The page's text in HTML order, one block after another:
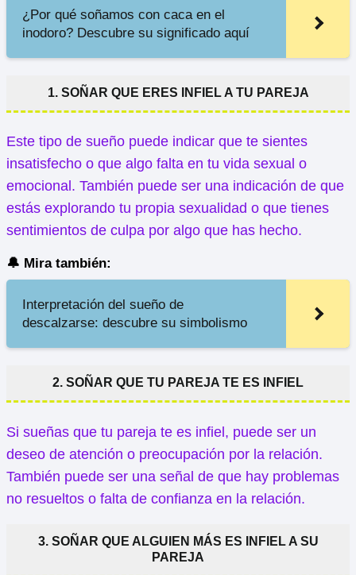
¿Por qué soñamos con caca en el
inodoro? Descubre su significado aquí
1. SOÑAR QUE ERES INFIEL A TU PAREJA
Este tipo de sueño puede indicar que te sientes
insatisfecho o que algo falta en tu vida sexual o
emocional. También puede ser una indicación de que
estás explorando tu propia sexualidad o que tienes
sentimientos de culpa por algo que has hecho.
🔔 Mira también:
Interpretación del sueño de
descalzarse: descubre su simbolismo
2. SOÑAR QUE TU PAREJA TE ES INFIEL
Si sueñas que tu pareja te es infiel, puede ser un
deseo de atención o preocupación por la relación.
También puede ser una señal de que hay problemas
no resueltos o falta de confianza en la relación.
3. SOÑAR QUE ALGUIEN MÁS ES INFIEL A SU
PAREJA